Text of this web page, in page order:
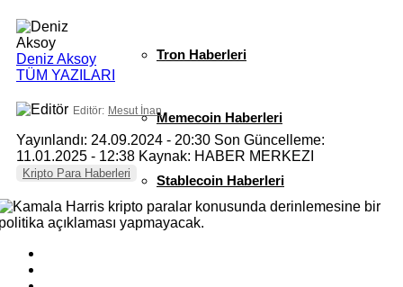
Tron Haberleri
Memecoin Haberleri
Stablecoin Haberleri
Deniz Aksoy
TÜM YAZILARI
Editör: Mesut İnan
Yayınlandı: 24.09.2024 - 20:30 Son Güncelleme:
11.01.2025 - 12:38 Kaynak: HABER MERKEZI
Kripto Para Haberleri